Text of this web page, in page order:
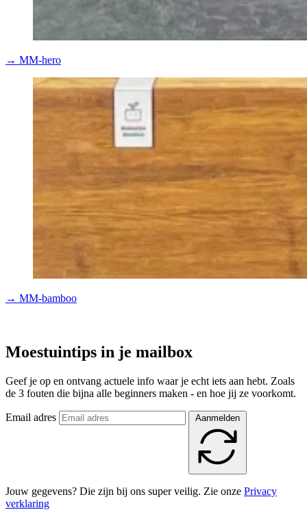
→ MM-hero
→ MM-bamboo
Moestuintips in je mailbox
Geef je op en ontvang actuele info waar je echt iets aan hebt. Zoals
de 3 fouten die bijna alle beginners maken - en hoe jij ze voorkomt.
Email adres Aanmelden
Jouw gegevens? Die zijn bij ons super veilig. Zie onze Privacy
verklaring